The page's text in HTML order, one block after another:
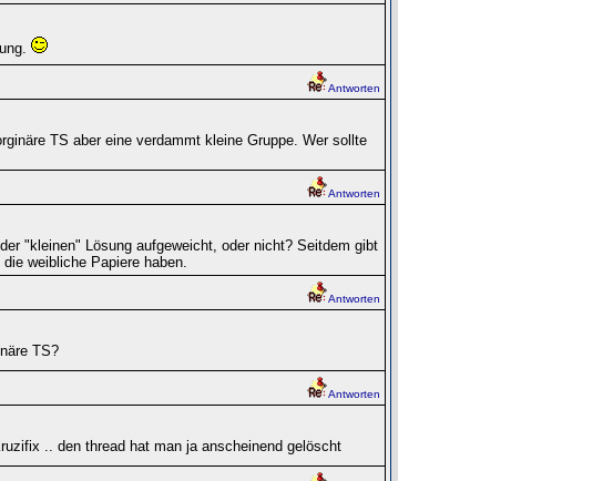
Antworten
TS aber eine verdammt kleine Gruppe. Wer sollte
Antworten
"kleinen" Lösung aufgeweicht, oder nicht? Seitdem gibt
weibliche Papiere haben.
Antworten
TS?
Antworten
.. den thread hat man ja anscheinend gelöscht